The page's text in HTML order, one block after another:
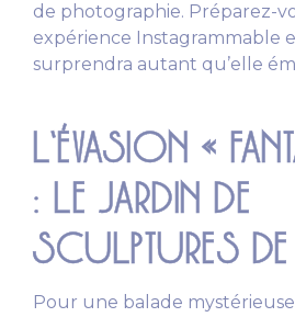
de photographie. Préparez-
expérience Instagrammable
surprendra autant qu’elle
L’ÉVASION «
: LE JARDIN DE
SCULPTURES
Pour une balade